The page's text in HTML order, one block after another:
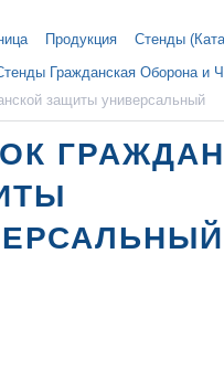
Продукция
Стенды
Гражданская Оборона и
защиты универсальный